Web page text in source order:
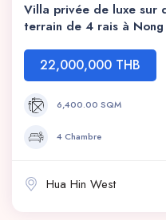
Villa privée de luxe sur
terrain de 4 rais à Nong
22,000,000 THB
6,400.00 SQM
4 Chambre
Hua Hin West